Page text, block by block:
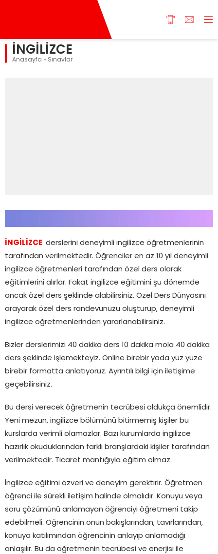
İNGİLİZCE
Anasayfa » Sınavlar
İNGİLİZCE derslerini deneyimli ingilizce öğretmenlerinin
tarafından verilmektedir. Öğrenciler en az 10 yıl deneyimli
ingilizce öğretmenleri tarafından özel ders olarak
eğitimlerini alırlar. Fakat ingilizce eğitimini şu dönemde
ancak özel ders şeklinde alabilirsiniz. Özel Ders Dünyasını
arayarak özel ders randevunuzu oluşturup, deneyimli
ingilizce öğretmenlerinden yararlanabilirsiniz.
Bizler derslerimizi 40 dakika ders 10 dakika mola 40 dakika
ders şeklinde işlemekteyiz. Online birebir yada yüz yüze
birebir formatta anlatıyoruz. Ayrıntılı bilgi için iletişime
geçebilirsiniz.
Bu dersi verecek öğretmenin tecrübesi oldukça önemlidir.
Yeni mezun, ingilizce bölümünü bitirmemiş kişiler bu
kurslarda verimli olamazlar. Bazı kurumlarda ingilizce
hazırlık okuduklarından farklı branşlardaki kişiler tarafından
verilmektedir. Ticaret mantığıyla eğitim olmaz.
İngilizce eğitimi özveri ve deneyim gerektirir. Öğretmen
öğrenci ile sürekli iletişim halinde olmalıdır. Konuyu veya
soru çözümünü anlamayan öğrenciyi öğretmeni takip
edebilmeli. Öğrencinin onun bakışlarından, tavırlarından,
konuya katılımından öğrencinin anlayıp anlamadığı
anlaşılır. Bu da öğretmenin tecrübesi ve enerjisi ile